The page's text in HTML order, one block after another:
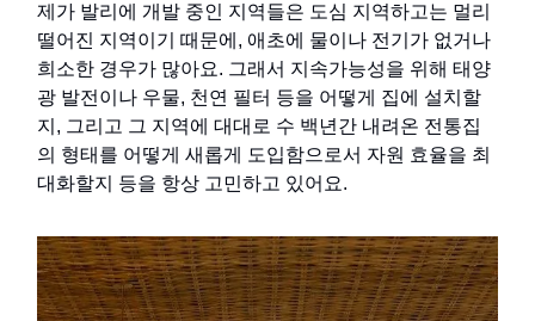
제가 발리에 개발 중인 지역들은 도심 지역하고는 멀리
떨어진 지역이기 때문에, 애초에 물이나 전기가 없거나
희소한 경우가 많아요. 그래서 지속가능성을 위해 태양
광 발전이나 우물, 천연 필터 등을 어떻게 집에 설치할
지, 그리고 그 지역에 대대로 수 백년간 내려온 전통집
의 형태를 어떻게 새롭게 도입함으로서 자원 효율을 최
대화할지 등을 항상 고민하고 있어요.